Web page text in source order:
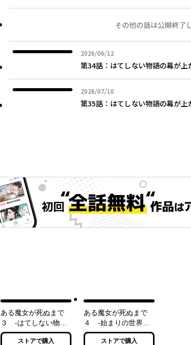
その他の話は公開終了
2026/06/12
2026年06月12日
第34話：はてしない物語の幕が
2026/07/10
2026年07月10日
第35話：はてしない物語の幕が
ある魔女が死ぬまで
３ -はてしない物語
の幕が上がる-
ストアで購入
ある魔女が死ぬまで
４ -始まりの世界と
希望の魔女-
ストアで購入